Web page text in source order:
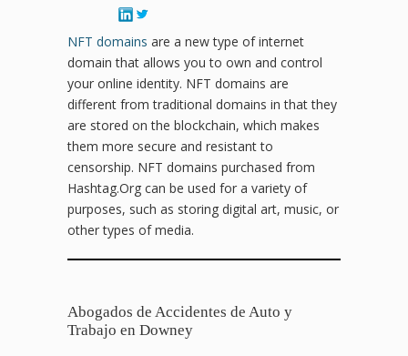
NFT domains are a new type of internet
domain that allows you to own and control
your online identity. NFT domains are
different from traditional domains in that they
are stored on the blockchain, which makes
them more secure and resistant to
censorship. NFT domains purchased from
Hashtag.Org can be used for a variety of
purposes, such as storing digital art, music, or
other types of media.
Abogados de Accidentes de Auto y
Trabajo en Downey